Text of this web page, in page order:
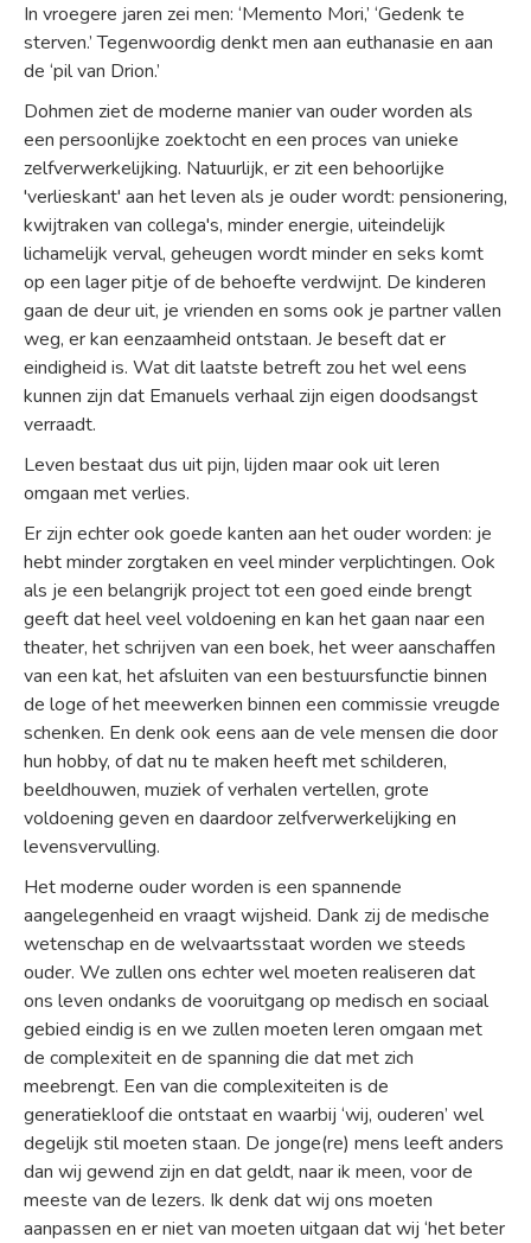
In vroegere jaren zei men: ‘Memento Mori,’ ‘Gedenk te
sterven.’ Tegenwoordig denkt men aan euthanasie en aan
de ‘pil van Drion.’
Dohmen ziet de moderne manier van ouder worden als
een persoonlijke zoektocht en een proces van unieke
zelfverwerkelijking. Natuurlijk, er zit een behoorlijke
'verlieskant' aan het leven als je ouder wordt: pensionering,
kwijtraken van collega's, minder energie, uiteindelijk
lichamelijk verval, geheugen wordt minder en seks komt
op een lager pitje of de behoefte verdwijnt. De kinderen
gaan de deur uit, je vrienden en soms ook je partner vallen
weg, er kan eenzaamheid ontstaan. Je beseft dat er
eindigheid is. Wat dit laatste betreft zou het wel eens
kunnen zijn dat Emanuels verhaal zijn eigen doodsangst
verraadt.
Leven bestaat dus uit pijn, lijden maar ook uit leren
omgaan met verlies.
Er zijn echter ook goede kanten aan het ouder worden: je
hebt minder zorgtaken en veel minder verplichtingen. Ook
als je een belangrijk project tot een goed einde brengt
geeft dat heel veel voldoening en kan het gaan naar een
theater, het schrijven van een boek, het weer aanschaffen
van een kat, het afsluiten van een bestuursfunctie binnen
de loge of het meewerken binnen een commissie vreugde
schenken. En denk ook eens aan de vele mensen die door
hun hobby, of dat nu te maken heeft met schilderen,
beeldhouwen, muziek of verhalen vertellen, grote
voldoening geven en daardoor zelfverwerkelijking en
levensvervulling.
Het moderne ouder worden is een spannende
aangelegenheid en vraagt wijsheid. Dank zij de medische
wetenschap en de welvaartsstaat worden we steeds
ouder. We zullen ons echter wel moeten realiseren dat
ons leven ondanks de vooruitgang op medisch en sociaal
gebied eindig is en we zullen moeten leren omgaan met
de complexiteit en de spanning die dat met zich
meebrengt. Een van die complexiteiten is de
generatiekloof die ontstaat en waarbij ‘wij, ouderen’ wel
degelijk stil moeten staan. De jonge(re) mens leeft anders
dan wij gewend zijn en dat geldt, naar ik meen, voor de
meeste van de lezers. Ik denk dat wij ons moeten
aanpassen en er niet van moeten uitgaan dat wij ‘het beter